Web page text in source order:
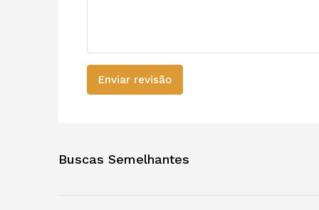
Enviar revisão
Buscas Semelhantes